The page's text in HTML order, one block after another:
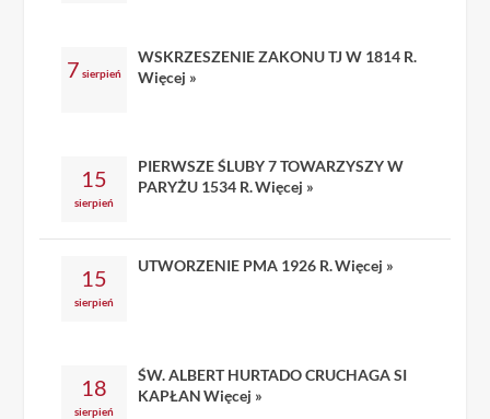
7 sierpień
WSKRZESZENIE ZAKONU TJ W 1814 R.
Więcej »
15
sierpień
PIERWSZE ŚLUBY 7 TOWARZYSZY W
PARYŻU 1534 R.Więcej »
15
sierpień
UTWORZENIE PMA 1926 R.Więcej »
18
sierpień
ŚW. ALBERT HURTADO CRUCHAGA SI
KAPŁAN Więcej »